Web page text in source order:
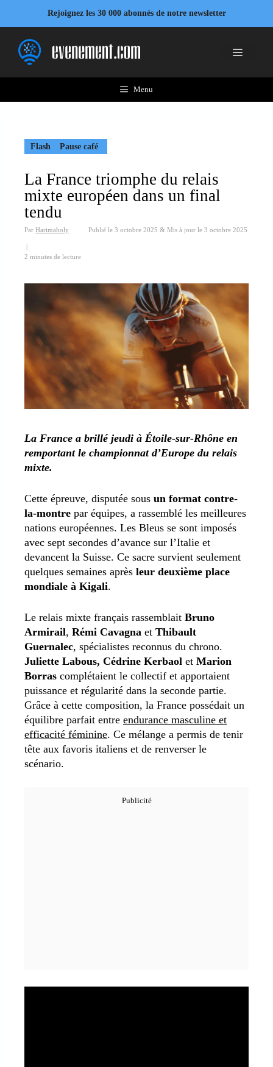
contenu
Rejoignez les 30 000 abonnés de notre newsletter
Menu
Menu
Flash Pause café
La France triomphe du relais
mixte européen dans un final
tendu
Par Harimaholy Publié le 3 octobre 2025 & Mis à jour le 3 octobre 2025
|
2 minutes de lecture
La France a brillé jeudi à Étoile-sur-Rhône en
remportant le championnat d’Europe du relais
mixte.
Cette épreuve, disputée sous un format contre-
la-montre par équipes, a rassemblé les meilleures
nations européennes. Les Bleus se sont imposés
avec sept secondes d’avance sur l’Italie et
devancent la Suisse. Ce sacre survient seulement
quelques semaines après leur deuxième place
mondiale à Kigali.
Le relais mixte français rassemblait Bruno
Armirail, Rémi Cavagna et Thibault
Guernalec, spécialistes reconnus du chrono.
Juliette Labous, Cédrine Kerbaol et Marion
Borras complétaient le collectif et apportaient
puissance et régularité dans la seconde partie.
Grâce à cette composition, la France possédait un
équilibre parfait entre endurance masculine et
efficacité féminine. Ce mélange a permis de tenir
tête aux favoris italiens et de renverser le
scénario.